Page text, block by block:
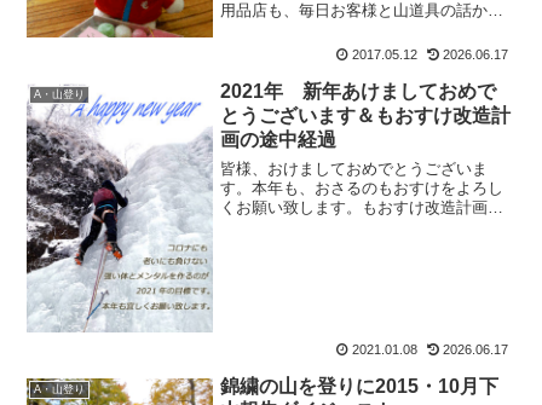
用品店も、毎日お客様と山道具の話から
頂いたりして、めーっちゃ楽しかったん
施術している時間が楽しい...
2017.05.12 2026.06.17
A・山登り
2021年 新年あけましておめで
とうございます＆もおすけ改造計
画の途中経過
皆様、おけましておめでとうございま
す。本年も、おさるのもおすけをよろし
くお願い致します。もおすけ改造計画の
2021.01.08 2026.06.17
A・山登り
錦繍の山を登りに2015・10月下